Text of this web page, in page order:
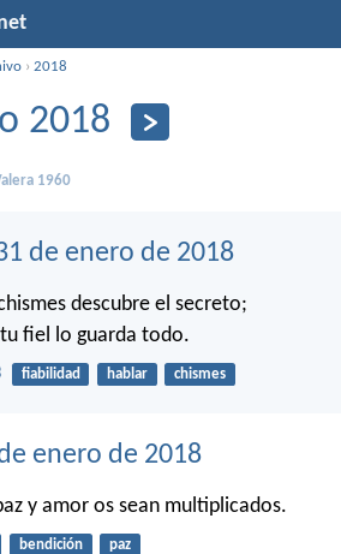
›2018
2018
1960
de enero de 2018
descubre el secreto;
fiel lo guarda todo.
fiabilidad hablar chismes
enero de 2018
y amor os sean multiplicados.
bendición paz